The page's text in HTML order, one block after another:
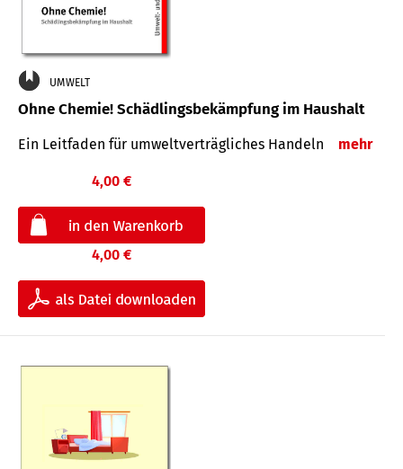
UMWELT
Ohne Chemie! Schädlingsbekämpfung im Haushalt
Ein Leitfaden für um­welt­ver­träg­liches Han­deln mehr
4,00 €
4,00 €